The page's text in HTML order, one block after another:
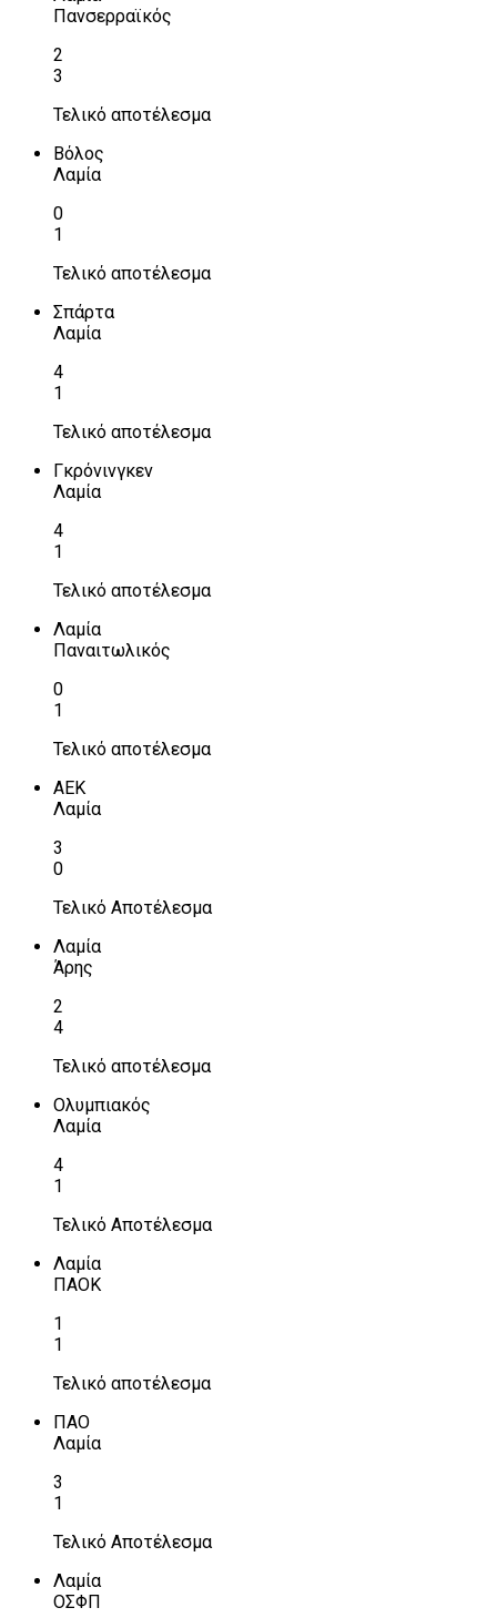
Πανσερραϊκός
2
3
Τελικό αποτέλεσμα
Βόλος
Λαμία
0
1
Τελικό αποτέλεσμα
Σπάρτα
Λαμία
4
1
Τελικό αποτέλεσμα
Γκρόνινγκεν
Λαμία
4
1
Τελικό αποτέλεσμα
Λαμία
Παναιτωλικός
0
1
Τελικό αποτέλεσμα
ΑΕΚ
Λαμία
3
0
Τελικό Αποτέλεσμα
Λαμία
Άρης
2
4
Τελικό αποτέλεσμα
Ολυμπιακός
Λαμία
4
1
Τελικό Αποτέλεσμα
Λαμία
ΠΑΟΚ
1
1
Τελικό αποτέλεσμα
ΠΑΟ
Λαμία
3
1
Τελικό Αποτέλεσμα
Λαμία
ΟΣΦΠ